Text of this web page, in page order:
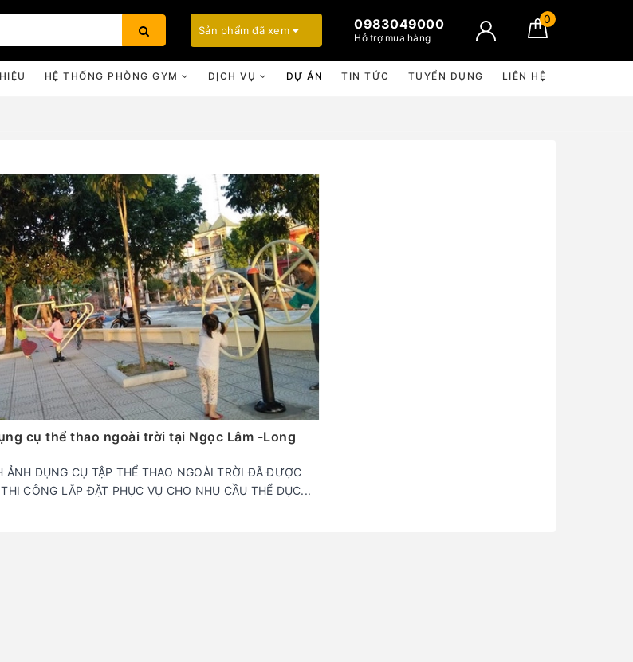
Sản phẩm đã xem
chưa xem sản phẩm nào
0983049000
Hỗ trợ mua hàng
0
HỆ THỐNG PHÒNG GYM DỊCH VỤ DỰ ÁN TIN TỨC TUYỂN DỤNG LIÊN HỆ
cụ thể thao ngoài trời tại Ngọc Lâm -Long
ẢNH DỤNG CỤ TẬP THỂ THAO NGOÀI TRỜI ĐÃ ĐƯỢC
CÔNG LẮP ĐẶT PHỤC VỤ CHO NHU CẦU THỂ DỤC...